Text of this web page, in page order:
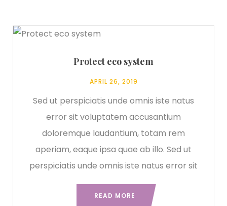
Protect eco system
APRIL 26, 2019
Sed ut perspiciatis unde omnis iste natus
error sit voluptatem accusantium
doloremque laudantium, totam rem
aperiam, eaque ipsa quae ab illo. Sed ut
perspiciatis unde omnis iste natus error sit
READ MORE